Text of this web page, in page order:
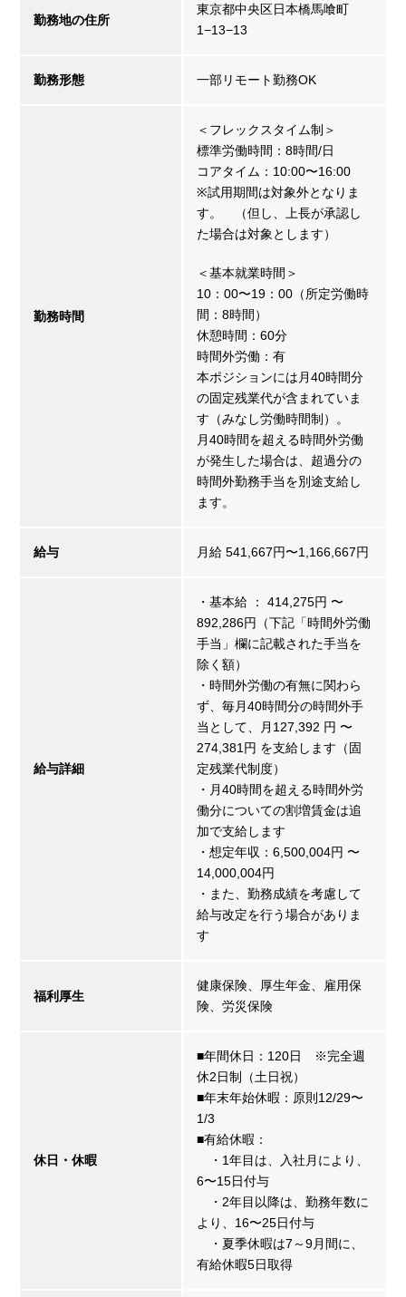
勤務地の住所
東京都中央区日本橋馬喰町
1−13−13
勤務形態 一部リモート勤務OK
勤務時間
＜フレックスタイム制＞
標準労働時間：8時間/日
コアタイム：10:00〜16:00
※試用期間は対象外となりま
す。 （但し、上長が承認し
た場合は対象とします）
＜基本就業時間＞
10：00〜19：00（所定労働時
間：8時間）
休憩時間：60分
時間外労働：有
本ポジションには月40時間分
の固定残業代が含まれていま
す（みなし労働時間制）。
月40時間を超える時間外労働
が発生した場合は、超過分の
時間外勤務手当を別途支給し
ます。
給与 月給 541,667円〜1,166,667円
給与詳細
・基本給 ： 414,275円 〜
892,286円（下記「時間外労働
手当」欄に記載された手当を
除く額）
・時間外労働の有無に関わら
ず、毎月40時間分の時間外手
当として、月127,392 円 〜
274,381円 を支給します（固
定残業代制度）
・月40時間を超える時間外労
働分についての割増賃金は追
加で支給します
・想定年収：6,500,004円 〜
14,000,004円
・また、勤務成績を考慮して
給与改定を行う場合がありま
す
福利厚生
健康保険、厚生年金、雇用保
険、労災保険
休日・休暇
■年間休日：120日 ※完全週
休2日制（土日祝）
■年末年始休暇：原則12/29〜
1/3
■有給休暇：
・1年目は、入社月により、
6〜15日付与
・2年目以降は、勤務年数に
より、16〜25日付与
・夏季休暇は7～9月間に、
有給休暇5日取得